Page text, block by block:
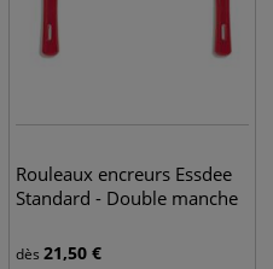
Rouleaux encreurs Essdee
Standard - Double manche
dès 21,50 €